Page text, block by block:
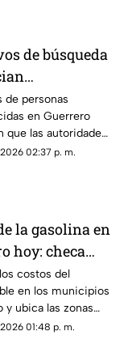
de búsqueda
para
a la sierra de
de personas
en Guerrero
que las autoridades
el 02:37 p. m.
la gasolina en
hoy: checa
los
costos del
en los municipios
y ubica las zonas
más accesibles
01:48 p. m.